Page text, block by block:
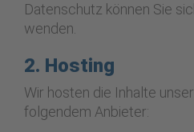
Datenschutz können Sie
wenden.
2. Hosting
Wir hosten die Inhalte
folgendem Anbieter: